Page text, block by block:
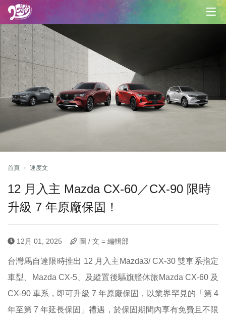
首頁 速度文
12 月入主 Mazda CX-60／CX-90 限時
升級 7 年原廠保固！
12月 01, 2025 圖 / 文 = 編輯部
台灣馬自達限時推出 12 月入主Mazda3/ CX-30 雙車系指定
車型、Mazda CX-5、及縱置後驅旗艦休旅Mazda CX-60 及
CX-90 車系，即可升級 7 年原廠保固，以業界罕見的「第 4
年至第 7 年延長保固」禮遇，於保固期間內享有免費且不限